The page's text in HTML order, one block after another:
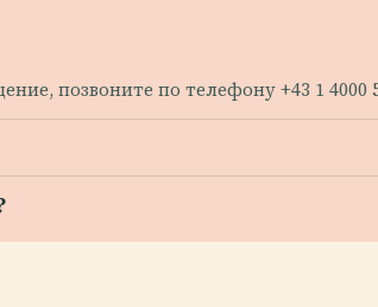
позвоните по телефону +43 1 4000